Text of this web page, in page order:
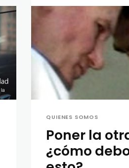
QUIENES SOMOS
Poner la
¿cómo